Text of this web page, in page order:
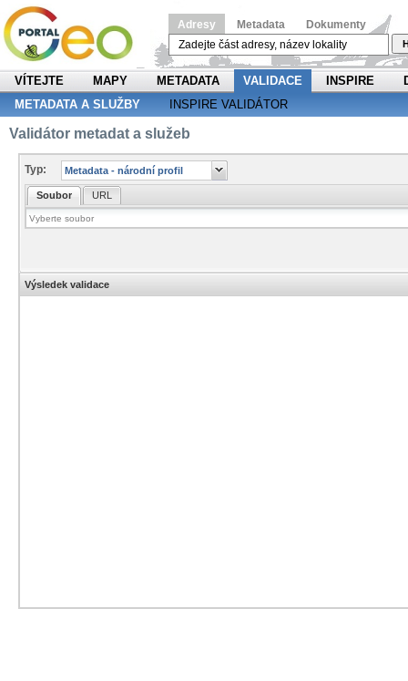
Adresy Metadata Dokumenty
VÍTEJTE MAPY METADATA VALIDACE INSPIRE
METADATA A SLUŽBY
INSPIRE VALIDÁTOR
Validátor metadat a služeb
Typ:
Soubor URL
Výsledek validace